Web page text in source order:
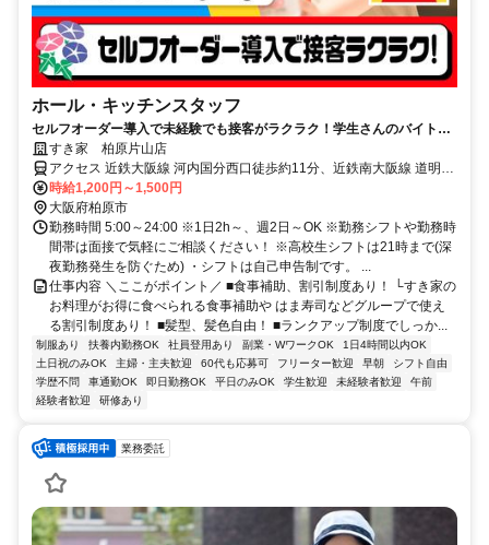
ホール・キッチンスタッフ
セルフオーダー導入で未経験でも接客がラクラク！学生さんのバイトデ
ビューに最適です♪
すき家 柏原片山店
アクセス 近鉄大阪線 河内国分西口徒歩約11分、近鉄南大阪線 道明寺
徒歩約15分、近鉄道明寺線 道明寺徒歩約15分 河内国分駅徒歩12分、
道明寺駅徒歩15分
時給1,200円～1,500円
大阪府柏原市
勤務時間 5:00～24:00 ※1日2h～、週2日～OK ※勤務シフトや勤務時
間帯は面接で気軽にご相談ください！ ※高校生シフトは21時まで(深
夜勤務発生を防ぐため) ・シフトは自己申告制です。 ...
仕事内容 ＼ここがポイント／ ■食事補助、割引制度あり！ └すき家の
お料理がお得に食べられる食事補助や はま寿司などグループで使え
る割引制度あり！ ■髪型、髪色自由！ ■ランクアップ制度でしっか...
制服あり 扶養内勤務OK 社員登用あり 副業・WワークOK
1日4時間以内OK
土日祝のみOK
主婦・主夫歓迎 60代も応募可 フリーター歓迎 早朝
シフト自由
学歴不問
車通勤OK 即日勤務OK 平日のみOK 学生歓迎 未経験者歓迎
午前
経験者歓迎
研修あり
業務委託